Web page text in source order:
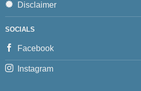
Disclaimer
SOCIALS
Facebook
Instagram